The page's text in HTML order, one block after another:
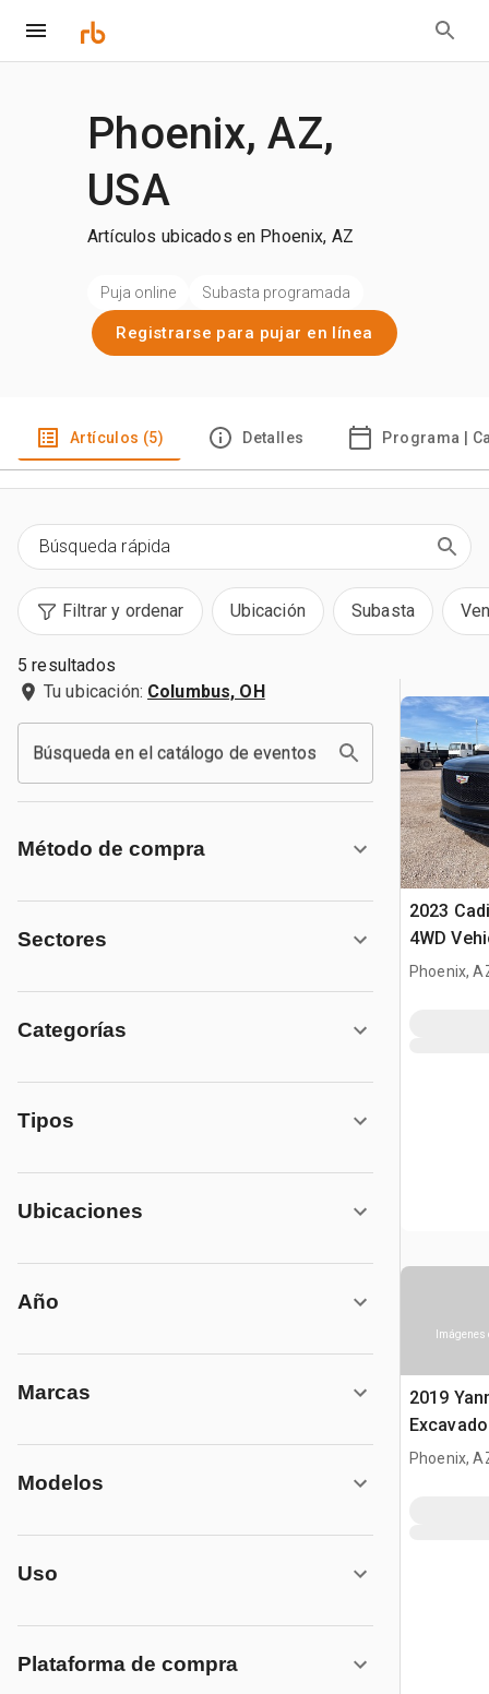
Phoenix, AZ,
USA
Artículos ubicados en Phoenix, AZ
Puja online Subasta programada
Registrarse para pujar en línea
Artículos (5) Detalles Programa |
Filtrar y ordenar Ubicación Subasta
5 resultados
Tu ubicación: Columbus, OH
Búsqueda en el catálogo de eventos
Método de compra
Sectores
Categorías
Tipos
Ubicaciones
Año
Marcas
Modelos
Uso
Plataforma de compra
2023
4WD
Phoenix,
2019
Phoenix,